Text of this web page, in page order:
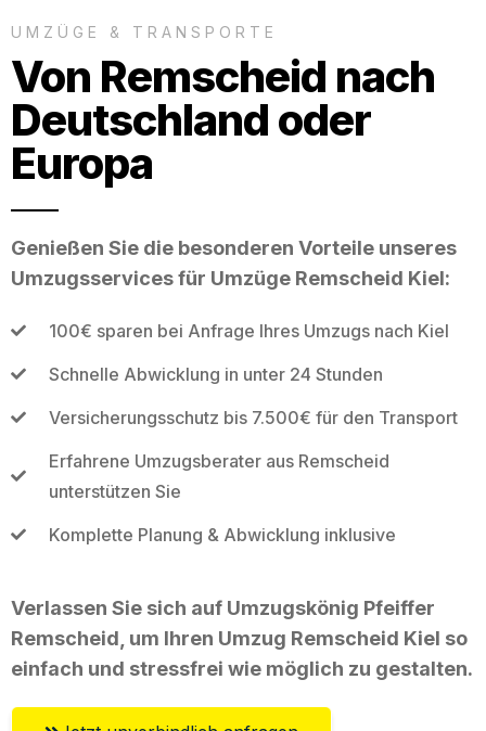
UMZÜGE & TRANSPORTE
Von Remscheid nach
Deutschland oder
Europa
Genießen Sie die besonderen Vorteile unseres
Umzugsservices für Umzüge Remscheid Kiel:
100€ sparen bei Anfrage Ihres Umzugs nach Kiel
Schnelle Abwicklung in unter 24 Stunden
Versicherungsschutz bis 7.500€ für den Transport
Erfahrene Umzugsberater aus Remscheid
unterstützen Sie
Komplette Planung & Abwicklung inklusive
Verlassen Sie sich auf Umzugskönig Pfeiffer
Remscheid, um Ihren Umzug Remscheid Kiel so
einfach und stressfrei wie möglich zu gestalten.